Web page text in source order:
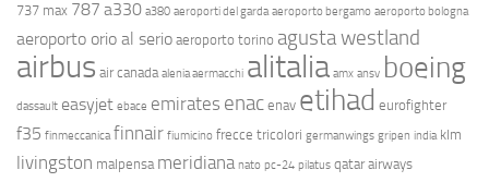
737 max 787 a330 a380 aeroporti del garda aeroporto bergamo aeroporto bologna
aeroporto orio al serio aeroporto torino agusta westland
airbus air canada alenia aermacchi alitalia amx ansv boeing
dassault easyjet ebace emirates enac enav etihad eurofighter
f35 finmeccanica finnair fiumicino frecce tricolori germanwings gripen india klm
livingston malpensa meridiana nato pc-24 pilatus qatar airways